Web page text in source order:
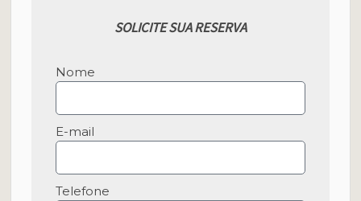
SOLICITE SUA RESERVA
Nome
E-mail
Telefone